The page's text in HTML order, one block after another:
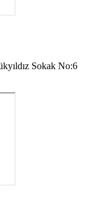
Sokak No:6